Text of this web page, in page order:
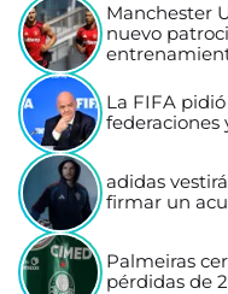
Manchester
nuevo
La FIFA pidió
federaciones
adidas
firmar un
Palmeiras
pérdidas de